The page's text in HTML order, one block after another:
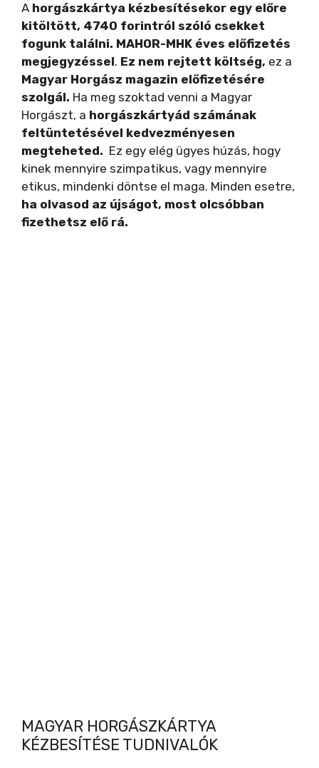
V
i
d
e
o
A horgászkártya kézbesítésekor egy előre
kitöltött, 4740 forintról szóló csekket
fogunk találni. MAHOR-MHK éves előfizetés
megjegyzéssel. Ez nem rejtett költség, ez a
Magyar Horgász magazin előfizetésére
szolgál. Ha meg szoktad venni a Magyar
Horgászt, a horgászkártyád számának
feltüntetésével kedvezményesen
megteheted. Ez egy elég ügyes húzás, hogy
kinek mennyire szimpatikus, vagy mennyire
etikus, mindenki döntse el maga. Minden esetre,
ha olvasod az újságot, most olcsóbban
fizethetsz elő rá.
MAGYAR HORGÁSZKÁRTYA
KÉZBESÍTÉSE TUDNIVALÓK